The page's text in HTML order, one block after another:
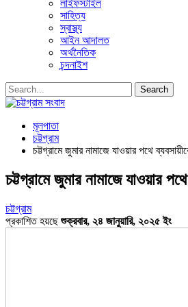
লাইফস্টাইল
সাহিত্য
স্বাস্থ্য
আইন আদালত
অর্থনৈতিক
চন্দনাইশ
মূলপাতা
চট্টগ্রাম
চট্টগ্রামে জুমার নামাজে যাওয়ার পথে
চট্টগ্রামে জুমার নামাজে যাওয়ার
চট্টগ্রাম
প্রকাশিত হয়ছেশুক্রবার, ২৪ জানুয়ারি, ২০২৫ ইং